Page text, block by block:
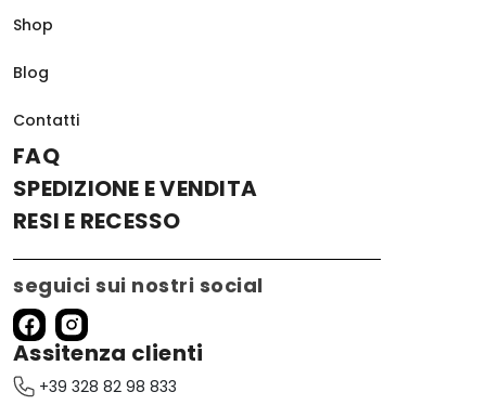
Shop
Blog
Contatti
FAQ
SPEDIZIONE E VENDITA
RESI E RECESSO
seguici sui nostri social
Assitenza clienti
+39 328 82 98 833